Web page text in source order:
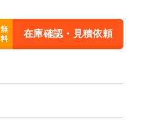
無
料
在庫確認・見積依頼